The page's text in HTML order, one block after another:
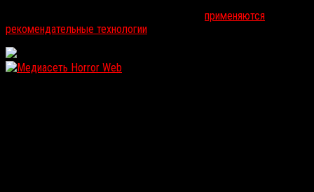
применяются
рекомендательные технологии